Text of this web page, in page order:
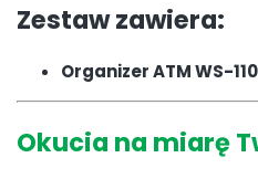
Zestaw zawiera:
Organizer ATM WS-
Okucia na miarę